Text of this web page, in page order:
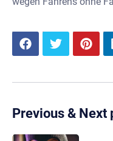
Previous & Next